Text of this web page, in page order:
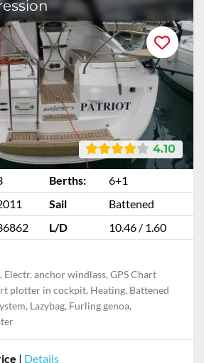
4.10
Berths:
6+1
Sail
Battened
L/D 10.46 / 1.60
anchor windlass, GPS Chart
plotter in cockpit, Heating, Battened
Lazybag, Furling genoa,
| Details